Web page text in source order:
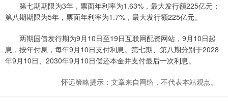
第七期期限为3年，票面年利率为1.63%，最大发行额225亿元；
第八期期限为5年，票面年利率为1.7%，最大发行额225亿元。
两期国债发行期为9月10日至19日互联网配资网站，9月10日起
息，按年付息，每年9月10日支付利息。第七期、第八期分别于2028
年9月10日、2030年9月10日偿还本金并支付最后一次利息。
怀远策略提示：文章来自网络，不代表本站观点。